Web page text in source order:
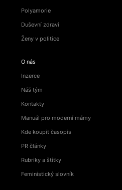
Polyamorie
Duševní zdraví
Ženy v politice
O nás
Inzerce
Náš tým
Kontakty
Manuál pro moderní mámy
Kde koupit časopis
PR články
Rubriky a štítky
Feministický slovník